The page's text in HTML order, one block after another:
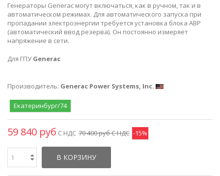
Генераторы Generac могут включаться, как в ручном, так и в
автоматическом режимах. Для автоматического запуска при
пропадании электроэнергии требуется установка блока АВР
(автоматический ввод резерва). Он постоянно измеряет
напряжение в сети.
Для ГПУGenerac
Производитель: Generac Power Systems, Inc.
Екатеринбург/74
59 840 руб С НДС 70 400 рубС НДС -15%
В КОРЗИНУ